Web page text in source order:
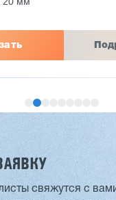
свяжутся с